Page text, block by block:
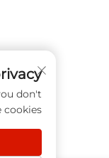
your privacy
If you don't
cookies.